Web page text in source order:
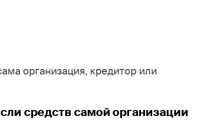
организация, кредитор или
средств самой организации